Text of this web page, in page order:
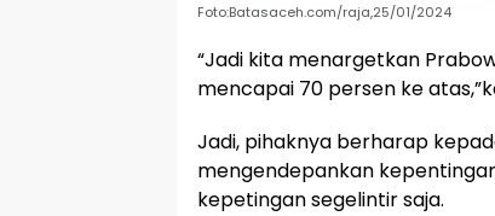
Foto:Batasaceh.com/raja,25/01/2024
“Jadi kita menargetkan
mencapai 70 persen ke
Jadi, pihaknya berharap
mengendepankan
kepetingan segelintir saja.